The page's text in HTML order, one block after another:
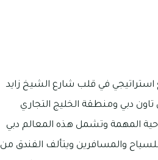
استراتيجي في قلب شارع الشيخ زايد
دبي ومنطقة الخليج التجاري
المهمة وتشمل هذه المعالم دبي
والمسافرين ويتألف الفندق من